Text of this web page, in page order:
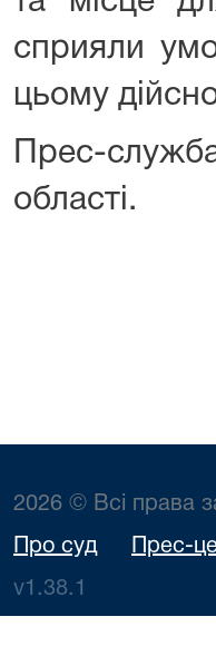
сприяли
цьому
Прес-
області.
2026 © Всі права
Про суд Прес-
v1.38.1